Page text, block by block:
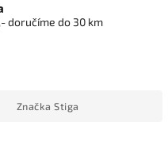
doručíme do 30 km
Značka Stiga